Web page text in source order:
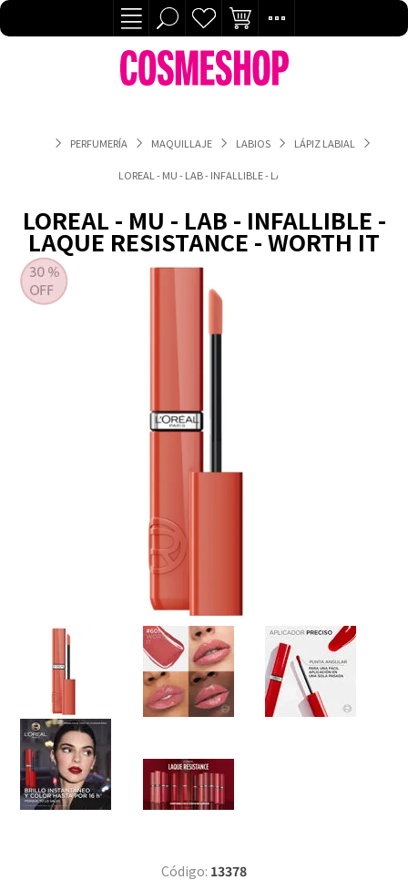
PERFUMERÍA MAQUILLAJE LABIOS LÁPIZ LABIAL
LOREAL - MU - LAB - INFALLIBLE - LAQUE RESISTANCE - WORTH
LOREAL - MU - LAB - INFALLIBLE -
LAQUE RESISTANCE - WORTH IT
Código: 13378